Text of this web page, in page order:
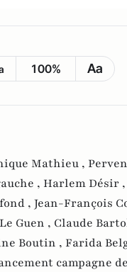
100% Aa
Mathieu ,
, Harlem Désir ,
, Jean-François
Guen , Claude
Boutin , Farida
campagne